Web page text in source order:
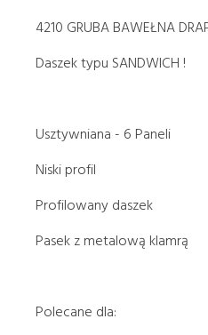
4210 GRUBA BAWEŁNA
Daszek typu SANDWICH !
Usztywniana - 6 Paneli
Niski profil
Profilowany daszek
Pasek z metalową klamrą
Polecane dla: